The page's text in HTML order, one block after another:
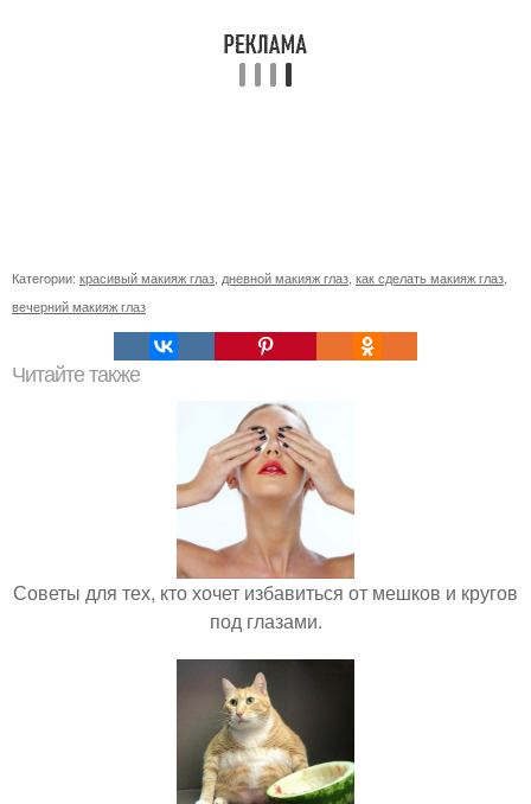
Категории: красивый макияж глаз дневной макияж глаз как сделать макияж глаз
вечерний макияж глаз
Читайте также
Советы для тех, кто хочет избавиться от мешков и кругов
под глазами.